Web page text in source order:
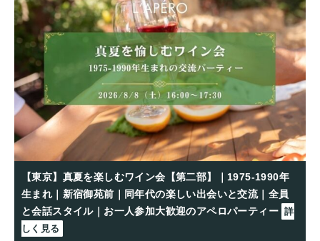
【東京】真夏を楽しむワイン会【第二部】｜1975-1990年
生まれ｜新宿御苑前｜同年代の楽しい出会いと交流｜全員
と会話スタイル｜お一人参加大歓迎のアペロパーティー 詳
しく見る